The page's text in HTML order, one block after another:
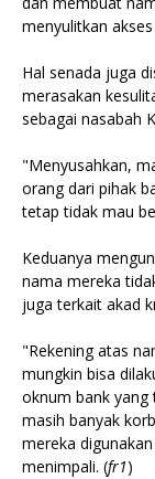
menyulitkan
Hal senada juga
merasakan
sebagai nasabah
"Menyusahkan,
orang dari pihak
tetap tidak mau
Keduanya
nama mereka
juga terkait akad
"Rekening atas
mungkin bisa
oknum bank yang
masih banyak
mereka
menimpali. (fr1)